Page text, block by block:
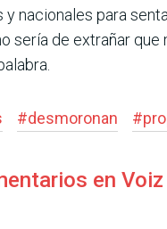
y nacionales para
sería de extrañar
#desmoronan #
en Voiz